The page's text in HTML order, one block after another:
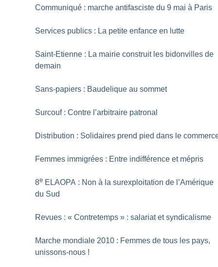
Communiqué : marche antifasciste du 9 mai à Paris
Services publics : La petite enfance en lutte
Saint-Etienne : La mairie construit les bidonvilles de
demain
Sans-papiers : Baudelique au sommet
Surcouf : Contre l’arbitraire patronal
Distribution : Solidaires prend pied dans le
Femmes immigrées : Entre indifférence et mépris
8e ELAOPA : Non à la surexploitation de l’Amérique
du Sud
Revues : « Contretemps » : salariat et syndicalisme
Marche mondiale 2010 : Femmes de tous les pays,
unissons-nous !